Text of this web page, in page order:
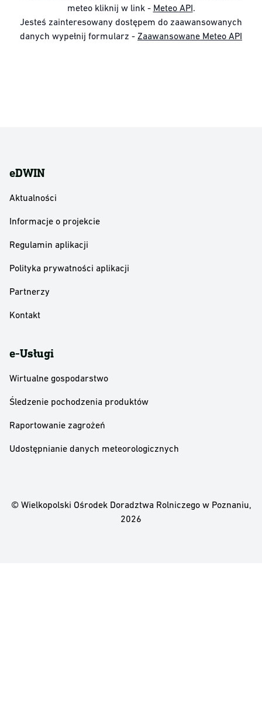
meteo kliknij w link - Meteo API.
Jesteś zainteresowany dostępem do zaawansowanych
danych wypełnij formularz - Zaawansowane Meteo API
eDWIN
Aktualności
Informacje o projekcie
Regulamin aplikacji
Polityka prywatności aplikacji
Partnerzy
Kontakt
e-Usługi
Wirtualne gospodarstwo
Śledzenie pochodzenia produktów
Raportowanie zagrożeń
Udostępnianie danych meteorologicznych
© Wielkopolski Ośrodek Doradztwa Rolniczego w Poznaniu,
2026